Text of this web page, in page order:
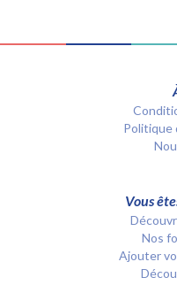
Politique
Vous
Nos
Ajouter